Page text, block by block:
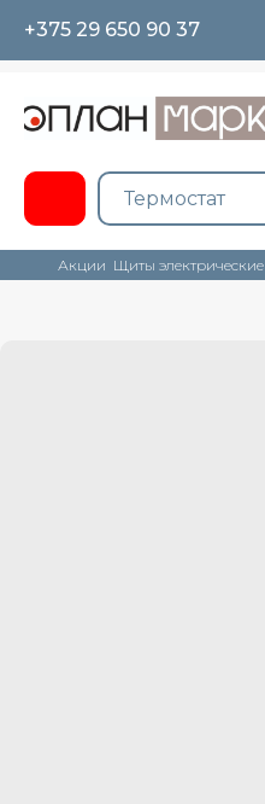
+375 29 650 90 37
Акции Щиты электрические